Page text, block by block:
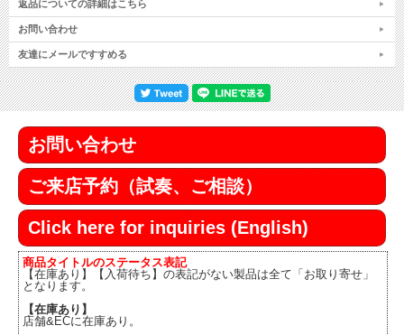
返品についての詳細はこちら
お問い合わせ
友達にメールですすめる
お問い合わせ
ご来店予約（試奏、ご相談）
Click here for inquiries (English)
商品タイトルのステータス表記
【在庫あり】【入荷待ち】の表記がない製品は全て「お取り寄せ」
となります。
【在庫あり】
店舗&ECに在庫あり。